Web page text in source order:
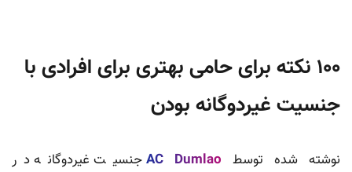
۱۰۰ نکته‌ برای حامی بهتری برای افرادی با
جنسیت غیردوگانه بودن
نوشته شده توسط AC Dumlaoجنسیت غیردوگانه در